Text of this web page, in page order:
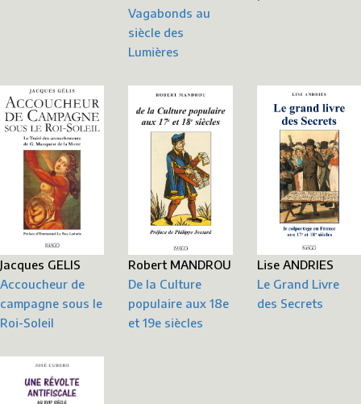
Vagabonds au
siècle des
Lumières
Jacques GELIS
Accoucheur de
campagne sous le
Roi-Soleil
Robert MANDROU
De la Culture
populaire aux 18e
et 19e siècles
Lise ANDRIES
Le Grand Livre
des Secrets